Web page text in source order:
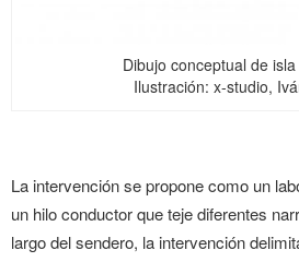
Dibujo conceptual de
Ilustración: x-studio,
La intervención se propone como un
un hilo conductor que teje diferentes
largo del sendero, la intervención